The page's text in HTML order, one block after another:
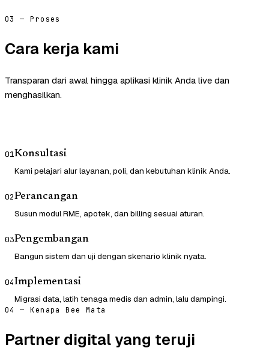
03 — Proses
Cara kerja kami
Transparan dari awal hingga aplikasi klinik Anda live dan
menghasilkan.
01Konsultasi
Kami pelajari alur layanan, poli, dan kebutuhan klinik Anda.
02Perancangan
Susun modul RME, apotek, dan billing sesuai aturan.
03Pengembangan
Bangun sistem dan uji dengan skenario klinik nyata.
04Implementasi
Migrasi data, latih tenaga medis dan admin, lalu dampingi.
04 — Kenapa Bee Mata
Partner digital yang teruji